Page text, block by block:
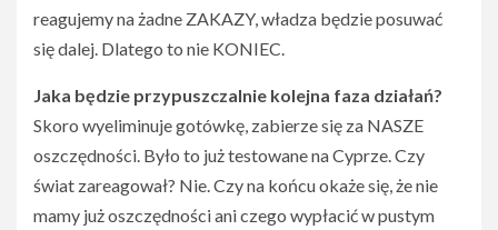
reagujemy na żadne ZAKAZY, władza będzie posuwać
się dalej. Dlatego to nie KONIEC.
Jaka będzie przypuszczalnie kolejna faza działań?
Skoro wyeliminuje gotówkę, zabierze się za NASZE
oszczędności. Było to już testowane na Cyprze. Czy
świat zareagował? Nie. Czy na końcu okaże się, że nie
mamy już oszczędności ani czego wypłacić w pustym